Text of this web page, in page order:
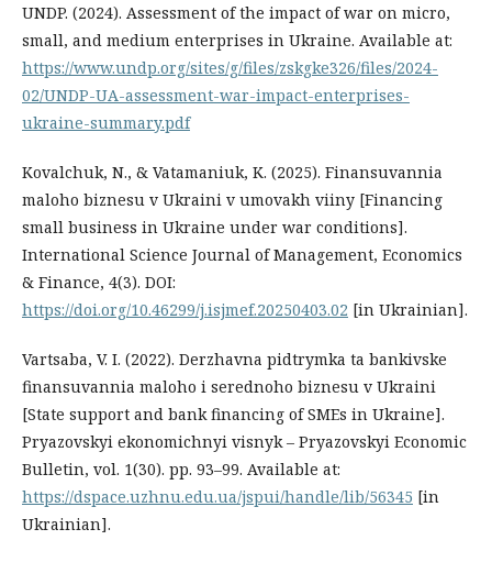
UNDP. (2024). Assessment of the impact of war on micro,
small, and medium enterprises in Ukraine. Available at:
https://www.undp.org/sites/g/files/zskgke326/files/2024-
02/UNDP-UA-assessment-war-impact-enterprises-
ukraine-summary.pdf
Kovalchuk, N., & Vatamaniuk, K. (2025). Finansuvannia
maloho biznesu v Ukraini v umovakh viiny [Financing
small business in Ukraine under war conditions].
International Science Journal of Management, Economics
& Finance, 4(3). DOI:
https://doi.org/10.46299/j.isjmef.20250403.02 [in Ukrainian].
Vartsaba, V. I. (2022). Derzhavna pidtrymka ta bankivske
finansuvannia maloho i serednoho biznesu v Ukraini
[State support and bank financing of SMEs in Ukraine].
Pryazovskyi ekonomichnyi visnyk – Pryazovskyi Economic
Bulletin, vol. 1(30). pp. 93–99. Available at:
https://dspace.uzhnu.edu.ua/jspui/handle/lib/56345 [in
Ukrainian].